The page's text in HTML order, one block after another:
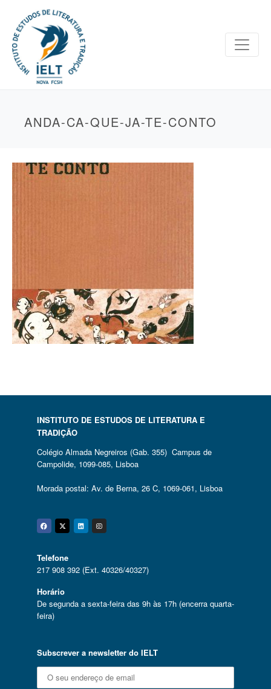
ANDA-CA-QUE-JA-TE-CONTO
INSTITUTO DE ESTUDOS DE LITERATURA E
TRADIÇÃO
Colégio Almada Negreiros (Gab. 355) Campus de
Campolide, 1099-085, Lisboa
Morada postal: Av. de Berna, 26 C, 1069-061, Lisboa
Facebook
Twitter
Linkedin
Instagram
Telefone
217 908 392 (Ext. 40326/40327)
Horário
De segunda a sexta-feira das 9h às 17h (encerra quarta-
feira)
Subscrever a newsletter do IELT